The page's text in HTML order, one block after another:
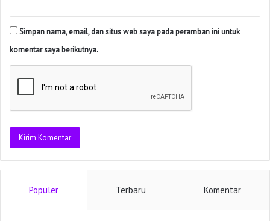
Simpan nama, email, dan situs web saya pada peramban ini untuk
komentar saya berikutnya.
Populer Terbaru Komentar